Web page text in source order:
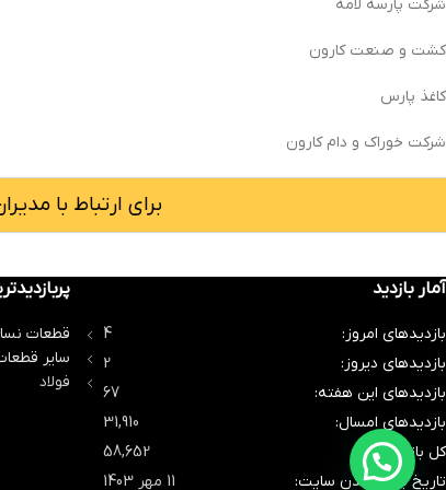
شرکت پارسه لامه
کشت و صنعت کارون
کاغذ پارس
شرکت خوراک و دام کارون
برای ارتباط با مدیران
آمار بازدید
بازدیدهای امروز:
4
بازدیدهای دیروز:
2
بازدیدهای این هفته:
67
بازدیدهای امسال:
31,910
کل بازدیدها:
58,652
تاریخ به‌روزشدن سایت:
11 مهر 1403
قطعات
سایر
فولاد